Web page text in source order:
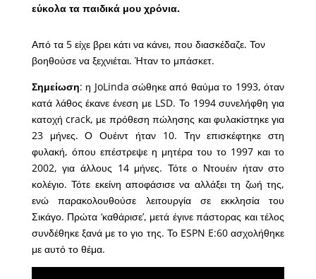
εύκολα τα παιδικά μου χρόνια.
Από τα 5 είχε βρει κάτι να κάνει, που διασκέδαζε. Τον
βοηθούσε να ξεχνιέται. Ήταν το μπάσκετ.
Σημείωση: η JoLinda σώθηκε από θαύμα το 1993, όταν
κατά λάθος έκανε ένεση με LSD. Το 1994 συνελήφθη για
κατοχή crack, με πρόθεση πώλησης και φυλακίστηκε για
23 μήνες. Ο Ουέιντ ήταν 10. Την επισκέφτηκε στη
φυλακή, όπου επέστρεψε η μητέρα του το 1997 και το
2002, για άλλους 14 μήνες. Τότε ο Ντουέιν ήταν στο
κολέγιο. Τότε εκείνη αποφάσισε να αλλάξει τη ζωή της,
ενώ παρακολουθούσε λειτουργία σε εκκλησία του
Σικάγο. Πρώτα ‘καθάρισε’, μετά έγινε πάστορας και τέλος
συνδέθηκε ξανά με το γιο της. Το ESPN E:60 ασχολήθηκε
με αυτό το θέμα.